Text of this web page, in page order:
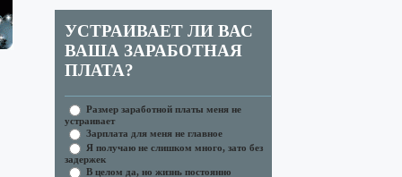
УСТРАИВАЕТ ЛИ ВАС
ВАША ЗАРАБОТНАЯ
ПЛАТА?
Размер заработной платы меня не
устраивает
Зарплата для меня не главное
Я получаю не слишком много, зато без
задержек
В целом да, но жизнь постоянно